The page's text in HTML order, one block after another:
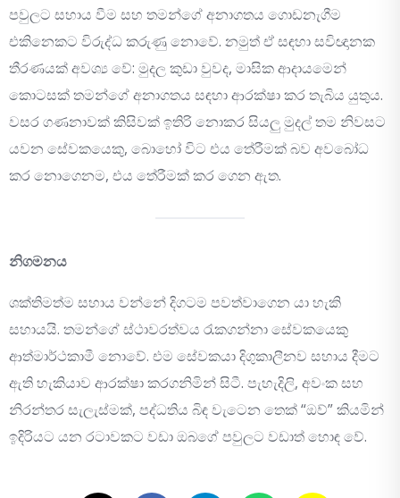
පවුලට සහාය වීම සහ තමන්ගේ අනාගතය ගොඩනැගීම
එකිනෙකට විරුද්ධ කරුණු නොවේ. නමුත් ඒ සඳහා සවිඥානක
තීරණයක් අවශ්‍ය වේ: මුදල කුඩා වුවද, මාසික ආදායමෙන්
කොටසක් තමන්ගේ අනාගතය සඳහා ආරක්ෂා කර තැබිය යුතුය.
වසර ගණනාවක් කිසිවක් ඉතිරි නොකර සියලු මුදල් තම නිවසට
යවන සේවකයෙකු, බොහෝ විට එය තේරීමක් බව අවබෝධ
කර නොගෙනම, එය තේරීමක් කර ගෙන ඇත.
නිගමනය
ශක්තිමත්ම සහාය වන්නේ දිගටම පවත්වාගෙන යා හැකි
සහායයි. තමන්ගේ ස්ථාවරත්වය රැකගන්නා සේවකයෙකු
ආත්මාර්ථකාමී නොවේ. එම සේවකයා දිගුකාලීනව සහාය දීමට
ඇති හැකියාව ආරක්ෂා කරගනිමින් සිටී. පැහැදිලි, අවංක සහ
නිරන්තර සැලැස්මක්, පද්ධතිය බිඳ වැටෙන තෙක් “ඔව්” කියමින්
ඉදිරියට යන රටාවකට වඩා ඔබගේ පවුලට වඩාත් හොඳ වේ.